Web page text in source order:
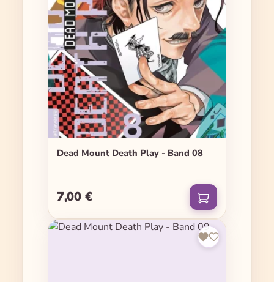
Dead Mount Death Play - Band 08
Regulärer Preis:
7,00 €